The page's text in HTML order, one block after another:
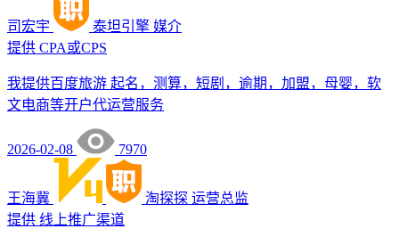
司宏宇 泰坦引擎 媒介
提供 CPA或CPS
我提供百度旅游 起名，测算，短剧，逾期，加盟，母婴，软
文电商等开户代运营服务
2026-02-08 7970
王海冀 淘探探 运营总监
提供 线上推广渠道